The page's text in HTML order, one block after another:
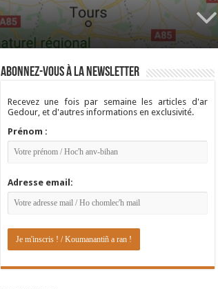
Abonnez-vous à la newsletter
Recevez une fois par semaine les articles d'ar
Gedour, et d'autres informations en exclusivité.
Prénom :
Adresse email: